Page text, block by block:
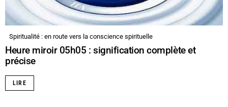
Spiritualité : en route vers la conscience spirituelle
Heure miroir 05h05 : signification complète et
précise
LIRE